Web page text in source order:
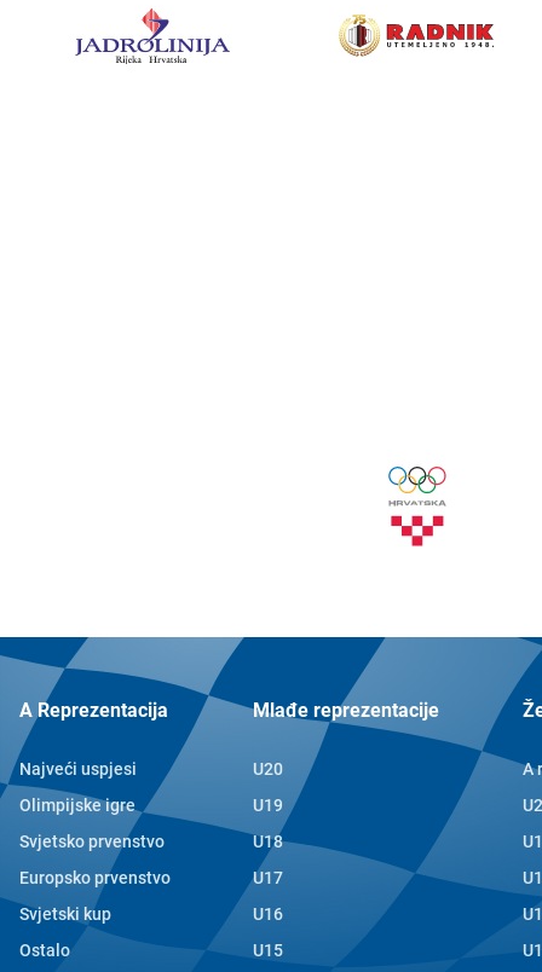
A Reprezentacija
Najveći uspjesi
Olimpijske igre
Svjetsko prvenstvo
Europsko prvenstvo
Svjetski kup
Ostalo
Mlađe reprezentacije
U20
U19
U18
U17
U16
U15
A